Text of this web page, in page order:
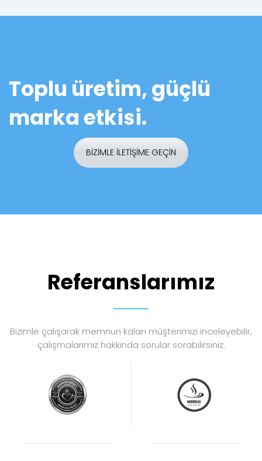
Toplu üretim, güçlü
marka etkisi.
BİZİMLE İLETİŞİME GEÇİN
Referanslarımız
Bizimle çalışarak memnun kalan müşterimizi inceleyebilir,
çalışmalarımız hakkında sorular sorabilirsiniz.